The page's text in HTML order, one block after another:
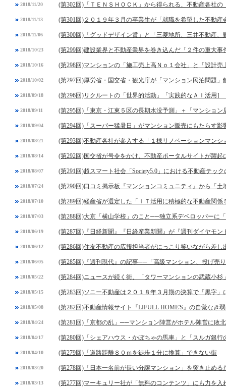
2018/11/20 (第302回)「ＴＥＮＳＨＯＣＫ」から得られる、不動産各社
2018/11/13 (第301回)２０１９年３月の卒業生が「就職を希望した不動産
2018/11/06 (第300回)「グッドデザイン賞」と「三菱地所、三井不動産、
2018/10/23 (第299回)建設業界と不動産業界を巻き込んだ「２件の重大事
2018/10/16 (第298回)マンションの「施工売上高Ｎｏ１会社」と「設計売
2018/10/02 (第297回)厚労省・国交省・観光庁が「マンション民泊問題」
2018/09/18 (第296回)リクルートの「世界的活動」「実践的なＡＩ活用
2018/09/11 (第295回)「東京・江東５区の長期水没予測」＋「マンショ
2018/09/04 (第294回)「スーパー猛暑日」がマンション販売にもたらす影
2018/08/21 (第293回)不動産各社が参入する「１棟リノベーションマンシ
2018/08/14 (第292回)国交省が号令をかけ、不動産ポータルサイトが躍起
2018/08/07 (第291回)超スマート社会「Society5.0」における不動産テック
2018/07/24 (第290回)口コミ掲示板『マンションコミュニティ』から「土
2018/07/10 (第289回)経産省が選定した「ＩＴ活用に積極的な不動産関係
2018/07/03 (第288回)大京「横山学校」のこと──独立系デベロッパーに
2018/06/19 (第287回)『日経新聞』『日経産業新聞』が『週刊ダイヤモ
2018/06/12 (第286回)住友不動産の広報担当者がにっこり笑いながら差し
2018/06/05 (第285回)『週刊現代』の記事──「高級マンション、投げ売
2018/05/22 (第284回)ニュースが続く街、「タワーマンションの武蔵小杉
2018/05/15 (第283回)ソニー不動産は２０１８年３月期の決算で「黒字」
2018/05/08 (第282回)不動産情報サイト『LIFULL HOME'S』の自覚なき
2018/04/24 (第281回)「京都の乱」──マンション陣営がホテル陣営に敗北
2018/04/17 (第280回)「シェアハウス・かぼちゃの馬車」と「スルガ銀行
2018/04/10 (第279回)「道路距離８０ｍを徒歩１分に換算」できない街
2018/03/20 (第278回)「日本一名前が長い分譲マンション」を突き止める
2018/03/13 (第277回)マーキュリー社が「無料のコンテンツ」にも力を入